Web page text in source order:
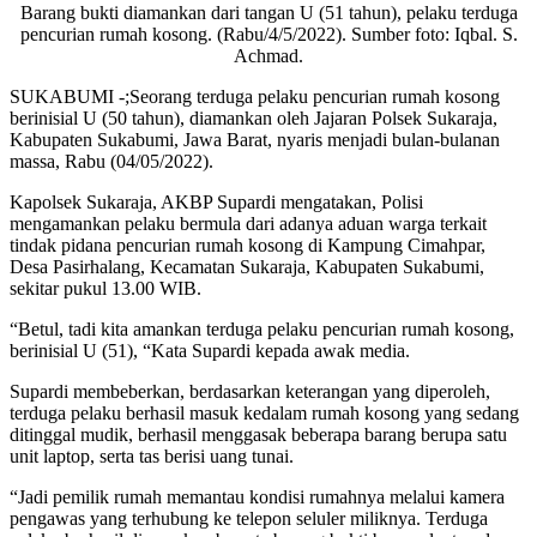
Barang bukti diamankan dari tangan U (51 tahun), pelaku terduga
pencurian rumah kosong. (Rabu/4/5/2022). Sumber foto: Iqbal. S.
Achmad.
SUKABUMI -;Seorang terduga pelaku pencurian rumah kosong
berinisial U (50 tahun), diamankan oleh Jajaran Polsek Sukaraja,
Kabupaten Sukabumi, Jawa Barat, nyaris menjadi bulan-bulanan
massa, Rabu (04/05/2022).
Kapolsek Sukaraja, AKBP Supardi mengatakan, Polisi
mengamankan pelaku bermula dari adanya aduan warga terkait
tindak pidana pencurian rumah kosong di Kampung Cimahpar,
Desa Pasirhalang, Kecamatan Sukaraja, Kabupaten Sukabumi,
sekitar pukul 13.00 WIB.
“Betul, tadi kita amankan terduga pelaku pencurian rumah kosong,
berinisial U (51), “Kata Supardi kepada awak media.
Supardi membeberkan, berdasarkan keterangan yang diperoleh,
terduga pelaku berhasil masuk kedalam rumah kosong yang sedang
ditinggal mudik, berhasil menggasak beberapa barang berupa satu
unit laptop, serta tas berisi uang tunai.
“Jadi pemilik rumah memantau kondisi rumahnya melalui kamera
pengawas yang terhubung ke telepon seluler miliknya. Terduga